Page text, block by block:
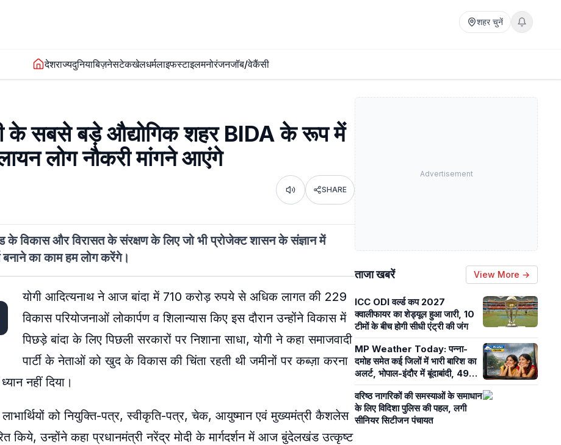
शहर चुनें
देशराज्यदुनियाबिज़नेसटेकखेलधर्मलाइफस्टाइलमनोरंजनजॉब/वेकैंसी
के सबसे बड़े औद्योगिक शहर BIDA के रूप में
लोग नौकरी मांगने आएंगे
Listen SHARE
विकास और विरासत के संरक्षण के लिए जो भी प्रोजेक्ट शासन के संज्ञान में
का काम हम लोग करेंगे।
योगी आदित्यनाथ ने आज बांदा में 710 करोड़ रुपये से अधिक लागत की 229
विकास परियोजनाओं लोकार्पण व शिलान्यास किए इस दौरान उन्होंने विकास में
पिछड़े बांदा के लिए पिछली सरकारों पर निशाना साधा, योगी ने कहा समाजवादी
पार्टी के नेताओं को खुद के विकास की चिंता रहती थी जमीनों पर कब्ज़ा करना
नहीं दिया।
को नियुक्ति-पत्र, स्वीकृति-पत्र, चेक, आयुष्मान एवं मुख्यमंत्री कैशलेस
किये, उन्होंने कहा प्रधानमंत्री नरेंद्र मोदी के मार्गदर्शन में आज बुंदेलखंड उत्कृष्ट
Advertisement
ताजा खबरें View More →
ICC ODI वर्ल्ड कप 2027
क्वालीफायर का शेड्यूल हुआ जारी, 10
टीमों के बीच होगी सीधी एंट्री की जंग
MP Weather Today: पन्ना-
दमोह समेत कई जिलों में भारी बारिश का
अलर्ट, भोपाल-इंदौर में बूंदाबांदी, 49
जिलों में अब भी सामान्य से कम बारिश
वरिष्ठ नागरिकों की समस्याओं के समाधान
के लिए विदिशा पुलिस की पहल, लगी
सीनियर सिटीजन पंचायत